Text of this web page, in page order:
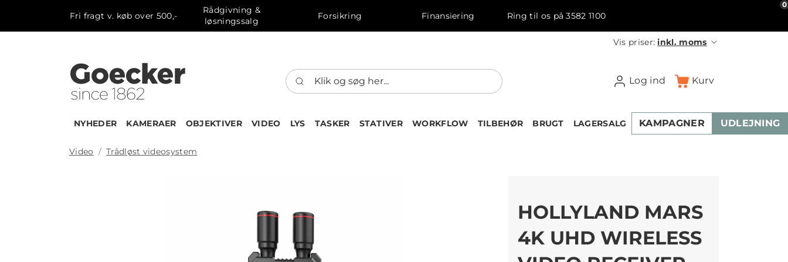
Fri fragt v. køb over 500,-
Rådgivning &
løsningssalg
Forsikring Finansiering Ring til os på 3582 1100
Vis priser:inkl. moms
Log ind Kurv
0
NYHEDER KAMERAER OBJEKTIVER VIDEO LYS TASKER STATIVER WORKFLOW TILBEHØR BRUGT LAGERSALG KAMPAGNER UDLEJNING
Video Trådløst videosystem
HOLLYLAND MARS
4K UHD WIRELESS